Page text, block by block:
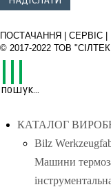
ПОСТАЧАННЯ | СЕРВІС
© 2017-2022 ТОВ "СІЛТЕК
КАТАЛОГ
Bilz
Машини